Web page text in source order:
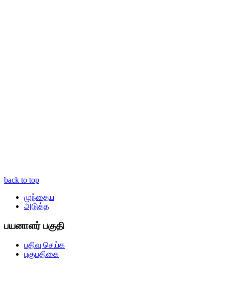
back to top
முந்தைய
அடுத்த
பயனாளர் பகுதி
பதிவு செய்க
புகுபதிகை